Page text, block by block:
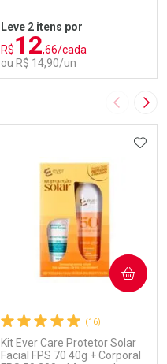
Leve 2 itens por
R$12,66/cada
ou R$ 14,90/un
Ativar Desconto
Imagem
AOS FAVORITOS
(16)
Kit Ever Care Protetor Solar
Facial FPS 70 40g + Corporal
COMPRAR